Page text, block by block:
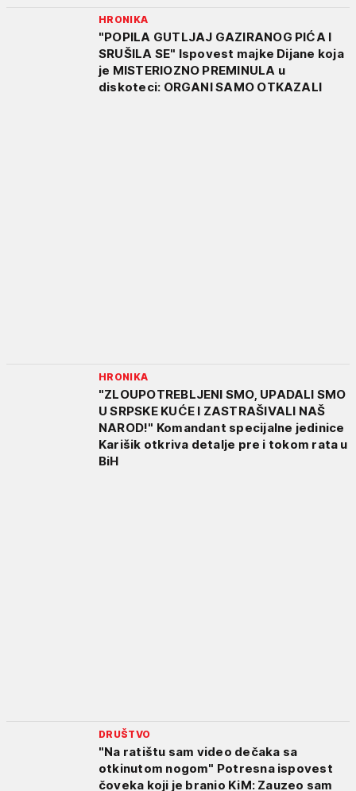
HRONIKA
"POPILA GUTLJAJ GAZIRANOG PIĆA I
SRUŠILA SE" Ispovest majke Dijane koja
je MISTERIOZNO PREMINULA u
diskoteci: ORGANI SAMO OTKAZALI
HRONIKA
"ZLOUPOTREBLJENI SMO, UPADALI SMO
U SRPSKE KUĆE I ZASTRAŠIVALI NAŠ
NAROD!" Komandant specijalne jedinice
Karišik otkriva detalje pre i tokom rata u
BiH
DRUŠTVO
"Na ratištu sam video dečaka sa
otkinutom nogom" Potresna ispovest
čoveka koji je branio KiM: Zauzeo sam